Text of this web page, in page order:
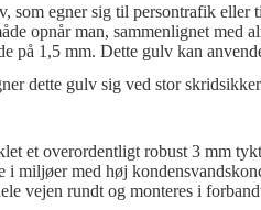
egner sig til persontrafik
opnår man, sammenlignet
på 1,5 mm. Dette gulv kan
dette gulv sig ved stor
et overordentligt robust 3 mm
i miljøer med høj
vejen rundt og monteres i